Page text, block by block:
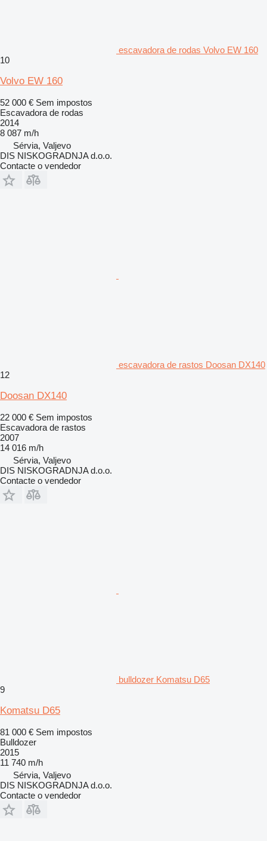
escavadora de rodas Volvo EW 160
10
Volvo EW 160
52 000 € Sem impostos
Escavadora de rodas
2014
8 087 m/h
Sérvia, Valjevo
DIS NISKOGRADNJA d.o.o.
Contacte o vendedor
escavadora de rastos Doosan DX140
12
Doosan DX140
22 000 € Sem impostos
Escavadora de rastos
2007
14 016 m/h
Sérvia, Valjevo
DIS NISKOGRADNJA d.o.o.
Contacte o vendedor
bulldozer Komatsu D65
9
Komatsu D65
81 000 € Sem impostos
Bulldozer
2015
11 740 m/h
Sérvia, Valjevo
DIS NISKOGRADNJA d.o.o.
Contacte o vendedor